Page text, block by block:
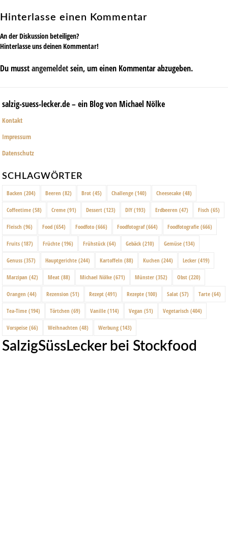
Hinterlasse einen Kommentar
An der Diskussion beteiligen?
Hinterlasse uns deinen Kommentar!
Du musstangemeldetsein, um einen Kommentar abzugeben.
salzig-suess-lecker.de – ein Blog von Michael Nölke
Kontakt
Impressum
Datenschutz
SCHLAGWÖRTER
Backen (204) Beeren (82) Brot (45) Challenge (140) Cheesecake (48)
Coffeetime (58) Creme (91) Dessert (123) DIY (193) Erdbeeren (47) Fisch (65)
Fleisch (96) Food (654) Foodfoto (666) Foodfotograf(664) Foodfotografie (666)
Fruits (187) Früchte (196) Frühstück (64) Gebäck (210) Gemüse (134)
Genuss (357) Hauptgerichte (244) Kartoffeln (88) Kuchen (244) Lecker (419)
Marzipan (42) Meat (88) Michael Nölke (671) Münster (352) Obst (220)
Orangen (44) Rezension (51) Rezept (491) Rezepte (100) Salat (57) Tarte (64)
Tea-Time (194) Törtchen (69) Vanille (114) Vegan (51) Vegetarisch (404)
Vorspeise (66) Weihnachten (48) Werbung (143)
SalzigSüssLecker bei Stockfood